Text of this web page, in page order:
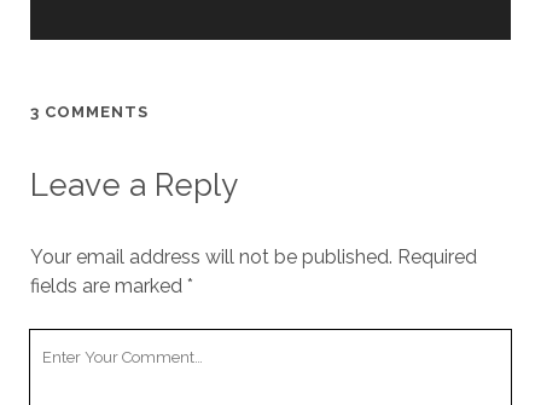
3 COMMENTS
Leave a Reply
Your email address will not be published. Required
fields are marked *